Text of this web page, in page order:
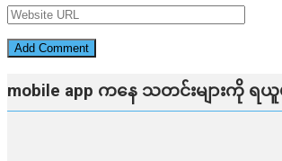
mobile app ​​ကနေ ​​သတင်းများကို ရယူ